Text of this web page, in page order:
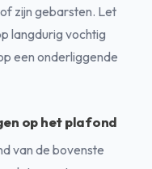
zijn gebarsten. Let
langdurig vochtig
een onderliggende
op het plafond
van de bovenste